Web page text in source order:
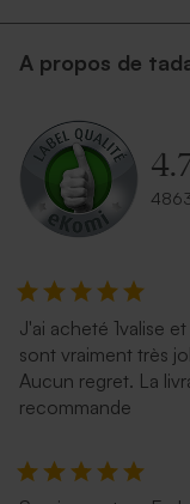
Enveloppe
bleu nuit
A propos de
J'ai acheté 1valise
sont vraiment très
Aucun regret. La
recommande